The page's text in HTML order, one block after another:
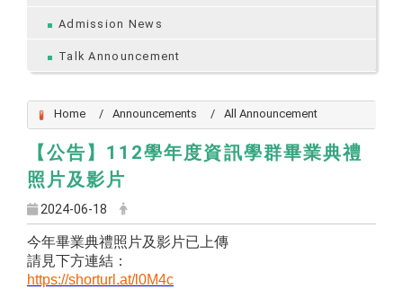
Admission News
Talk Announcement
Home Announcements All Announcement
【公告】112學年度資訊學群畢業典禮
照片及影片
2024-06-18
今年畢業典禮照片及影片已上傳
請見下方連結：
https://shorturl.at/l0M4c